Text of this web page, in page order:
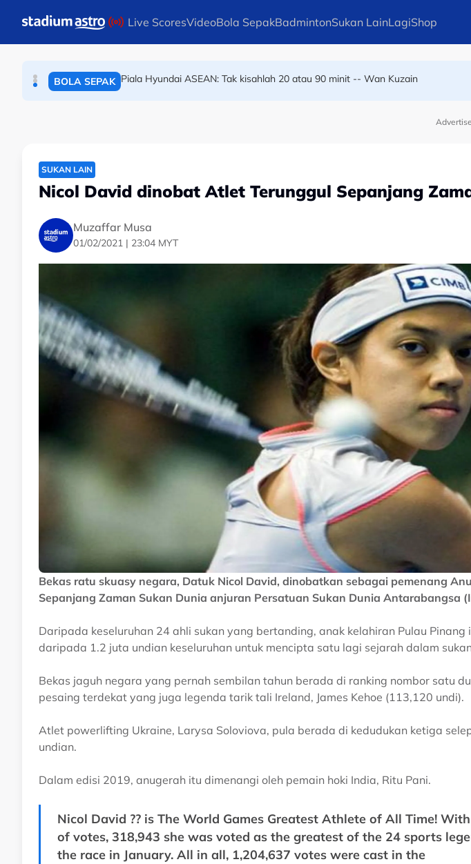
Live ScoresVideoBola SepakBadmintonSukan LainLagiShop
BOLA SEPAK
BADMINTON Masters Korea: Tee Kai Wun-Yap Roy King melangkah ke final
SUKAN LAIN
Nicol David dinobat Atlet Terunggul Sepanjang
Muzaffar Musa
01/02/2021 | 23:04 MYT
Bekas ratu skuasy negara, Datuk Nicol David, dinobatkan sebagai pemenang
Sepanjang Zaman Sukan Dunia anjuran Persatuan Sukan Dunia Antarabangsa
Daripada keseluruhan 24 ahli sukan yang bertanding, anak kelahiran Pulau
daripada 1.2 juta undian keseluruhan untuk mencipta satu lagi sejarah dalam
Bekas jaguh negara yang pernah sembilan tahun berada di ranking nombor satu
pesaing terdekat yang juga legenda tarik tali Ireland, James Kehoe (113,120 undi).
Atlet powerlifting Ukraine, Larysa Soloviova, pula berada di kedudukan ketiga
undian.
Dalam edisi 2019, anugerah itu dimenangi oleh pemain hoki India, Ritu Pani.
Nicol David ?? is The World Games Greatest Athlete of All Time!
of votes, 318,943 she was voted as the greatest of the 24 sports
the race in January. All in all, 1,204,637 votes were cast in the